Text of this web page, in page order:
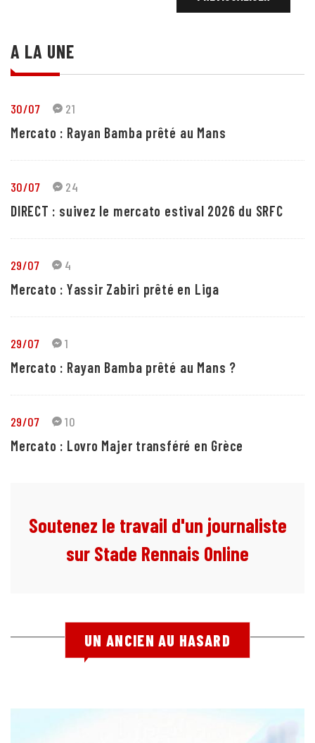
A LA UNE
30/07 21
Mercato : Rayan Bamba prêté au Mans
30/07 24
DIRECT : suivez le mercato estival 2026 du SRFC
29/07 4
Mercato : Yassir Zabiri prêté en Liga
29/07 1
Mercato : Rayan Bamba prêté au Mans ?
29/07 10
Mercato : Lovro Majer transféré en Grèce
Soutenez le travail d'un journaliste
sur Stade Rennais Online
UN ANCIEN AU HASARD